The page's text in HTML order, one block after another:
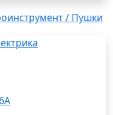
/ Пушки